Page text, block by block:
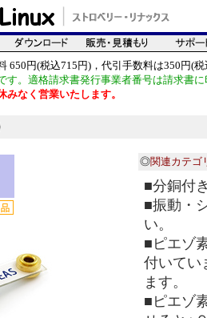
650円(税込715円)，代引手数料は350円(税
す。適格請求書発行事業者番号は請求書
なく営業いたします。
◎関連カテゴ
■分銅付
■振動・
い。
■ピエゾ
付いてい
ます。
■ピエゾ